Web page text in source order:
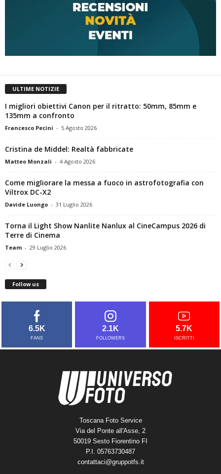
ULTIME NOTIZIE
I migliori obiettivi Canon per il ritratto: 50mm, 85mm e
135mm a confronto
Francesco Pecini - 5 Agosto 2026
Cristina de Middel: Realtà fabbricate
Matteo Monzali - 4 Agosto 2026
Come migliorare la messa a fuoco in astrofotografia con
Viltrox DC-X2
Davide Luongo - 31 Luglio 2026
Torna il Light Show Nanlite Nanlux al CineCampus 2026 di
Terre di Cinema
Team - 29 Luglio 2026
Follow us
6.5K
FANS
2.1K
FOLLOWERS
5.7K
ISCRITTI
Toscana Foto Service
Via del Ponte all'Asse, 2
50019 Sesto Fiorentino FI
P.I. 05763730487
contattaci@gruppotfs.it